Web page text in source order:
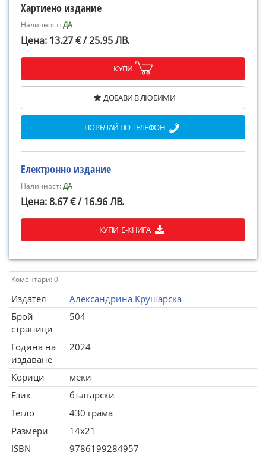
Хартиено издание
Наличност:ДА
Цена: 13.27 € / 25.95 ЛВ.
КУПИ
ДОБАВИ В ЛЮБИМИ
ПОРЪЧАЙ ПО ТЕЛЕФОН
Електронно издание
Наличност:ДА
Цена: 8.67 € / 16.96 ЛВ.
КУПИ Е-КНИГА
Коментари: 0
Издател
Александрина Крушарска
Брой
страници
504
Година на
издаване
2024
Корици
меки
Език
български
Тегло
430 грама
Размери
14x21
ISBN
9786199284957